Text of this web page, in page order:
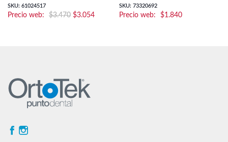
SKU: 61024517
$3.470 El
$3.054El
SKU: 73320692
$1.840